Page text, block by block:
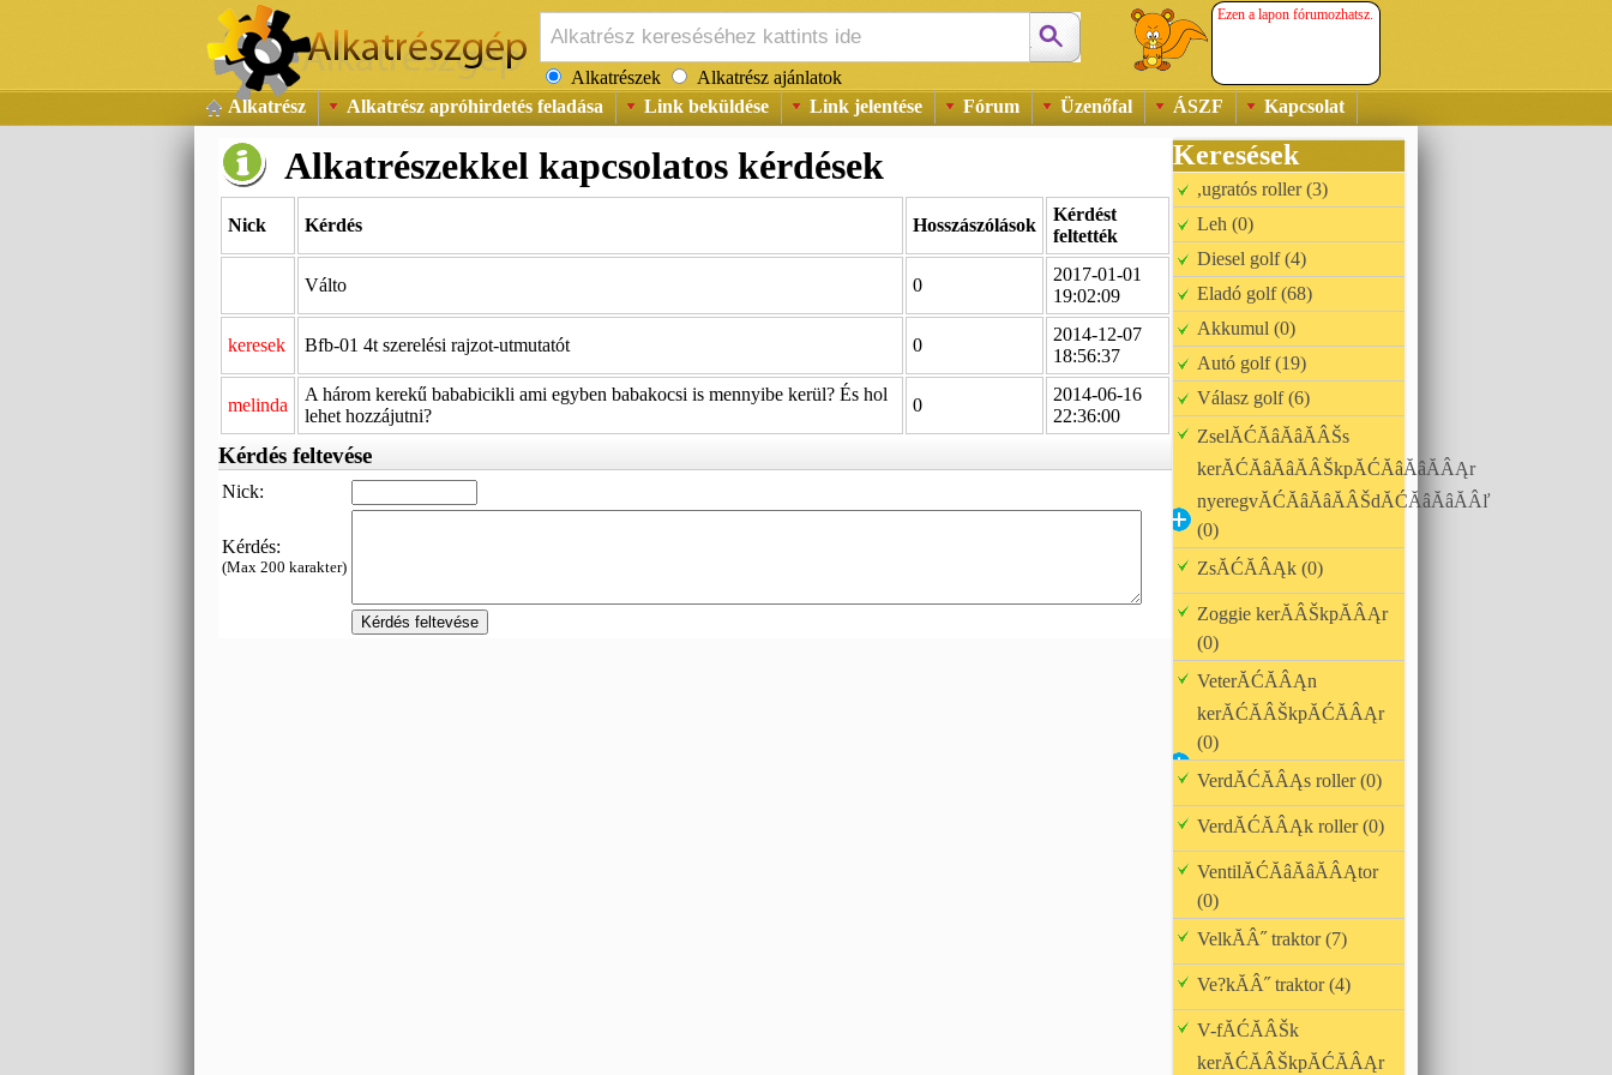
Alkatrészek Alkatrész ajánlatok
Ezen a lapon fórumozhatsz.
Alkatrész Alkatrész apróhirdetés feladása Link beküldése Link jelentése Fórum Üzenőfal ÁSZF Kapcsolat
Alkatrészekkel kapcsolatos kérdések
Nick Kérdés Hosszászólások
Kérdést
feltették
Válto 0
2017-01-01
19:02:09
keresek Bfb-01 4t szerelési rajzot-utmutatót 0
2014-12-07
18:56:37
melinda
A három kerekű bababicikli ami egyben babakocsi is mennyibe kerül? És hol
lehet hozzájutni?
0
2014-06-16
22:36:00
Kérdés feltevése
Nick:
Kérdés:
(Max 200 karakter)
Keresések
,ugratós roller (3)
Leh (0)
Diesel golf (4)
Eladó golf (68)
Akkumul (0)
Autó golf (19)
Válasz golf (6)
ZselĂĆĂâĂâĂÂŠs
kerĂĆĂâĂâĂÂŠkpĂĆĂâĂâĂÂĄr
nyeregvĂĆĂâĂâĂÂŠdĂĆĂâĂâĂÂľ
(0)
ZsĂĆĂÂĄk (0)
Zoggie kerĂÂŠkpĂÂĄr
(0)
VeterĂĆĂÂĄn
kerĂĆĂÂŠkpĂĆĂÂĄr
(0)
VerdĂĆĂÂĄs roller (0)
VerdĂĆĂÂĄk roller (0)
VentilĂĆĂâĂâĂÂĄtor
(0)
VelkĂÂ˝ traktor (7)
Ve?kĂÂ˝ traktor (4)
V-fĂĆĂÂŠk
kerĂĆĂÂŠkpĂĆĂÂĄr